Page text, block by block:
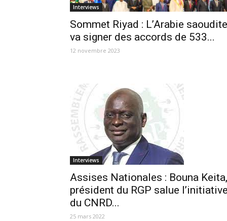
Interviews
Sommet Riyad : L’Arabie saoudite
va signer des accords de 533...
12 novembre 2023
Interviews
Assises Nationales : Bouna Keita,
président du RGP salue
du CNRD...
25 mars 2022